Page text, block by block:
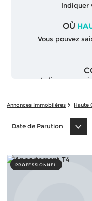
Indiquer
OÙ
Vous pouvez
Indiquer un
Annonces Immobilères Haute
Date de Parution
PROFESSIONNEL